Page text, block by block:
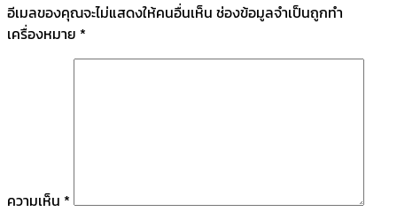
อีเมลของคุณจะไม่แสดงให้คนอื่นเห็น ช่องข้อมูลจำเป็นถูกทำ
เครื่องหมาย *
ความเห็น *